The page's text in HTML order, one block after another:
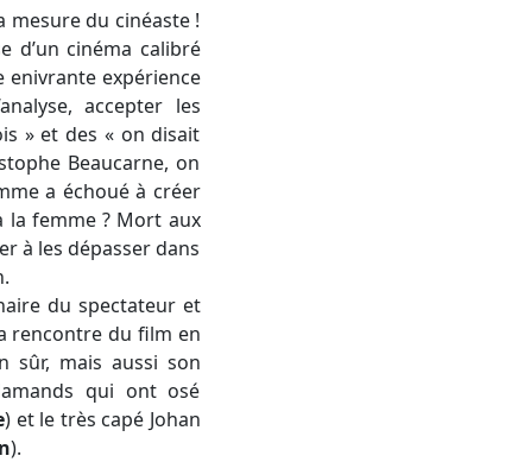
mesure du cinéaste !
d’un cinéma calibré
enivrante expérience
accepter les
» et des « on disait
Beaucarne, on
a échoué à créer
la femme ? Mort aux
à les dépasser dans
du spectateur et
rencontre du film en
sûr, mais aussi son
qui ont osé
) et le très capé Johan
).